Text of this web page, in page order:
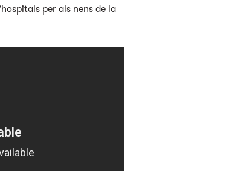
per als nens de la